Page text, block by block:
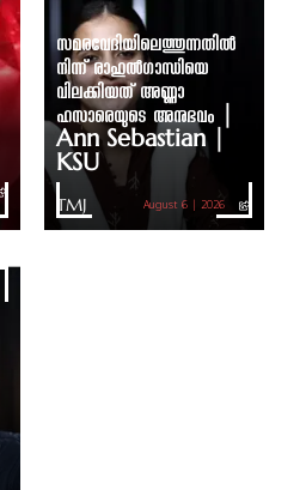
സമരവേദിയിലെത്തുന്നതിൽ
നിന്ന് രാഹുൽഗാന്ധിയെ
വിലക്കിയത് അണ്ണാ
ഹസാരെയുടെ അനുഭവം |
Ann Sebastian |
KSU
TMJ August 6 | 2026